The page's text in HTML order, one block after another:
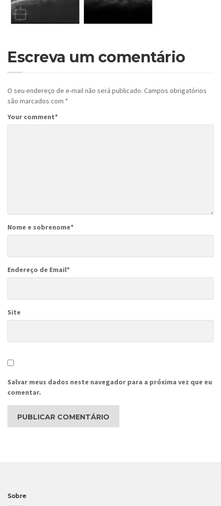
Escreva um comentário
O seu endereço de e-mail não será publicado. Campos obrigatórios
são marcados com *
Your comment*
Nome e sobrenome*
Endereço de Email*
Site
Salvar meus dados neste navegador para a próxima vez que eu
comentar.
Sobre